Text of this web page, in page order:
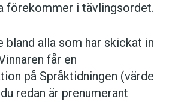
förekommer i tävlingsordet.
bland alla som har skickat in
får en
på Språktidningen (värde
redan är prenumerant